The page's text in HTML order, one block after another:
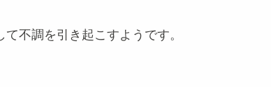
不調を引き起こすようです。